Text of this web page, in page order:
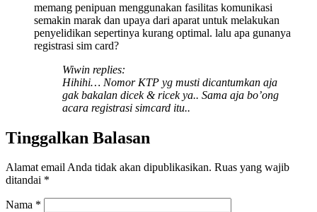
memang penipuan menggunakan fasilitas komunikasi
semakin marak dan upaya dari aparat untuk melakukan
penyelidikan sepertinya kurang optimal. lalu apa gunanya
registrasi sim card?
Wiwin replies:
Hihihi… Nomor KTP yg musti dicantumkan aja
gak bakalan dicek & ricek ya.. Sama aja bo’ong
acara registrasi simcard itu..
Tinggalkan Balasan
Alamat email Anda tidak akan dipublikasikan. Ruas yang wajib
ditandai *
Nama *